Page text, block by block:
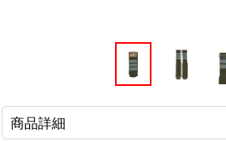
商品詳細